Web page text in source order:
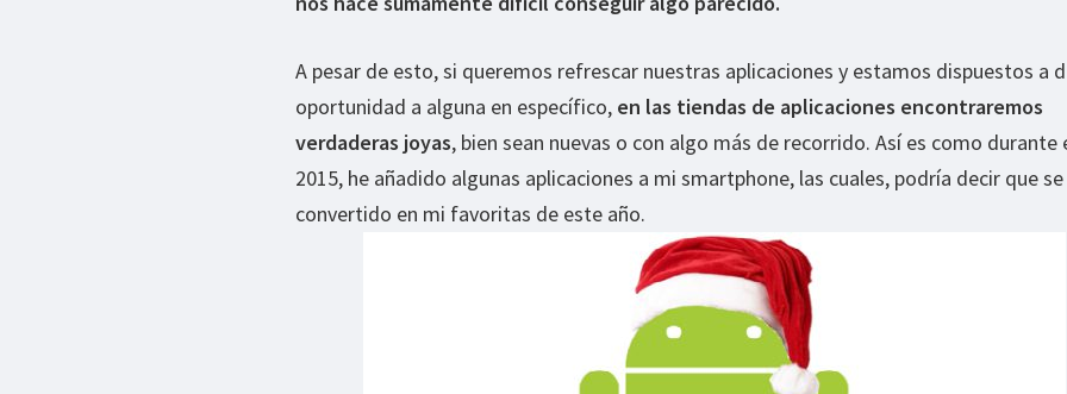
A pesar de esto, si queremos refrescar nuestras aplicaciones y estamos dispuestos a
oportunidad a alguna en específico, en las tiendas de aplicaciones encontraremos
verdaderas joyas, bien sean nuevas o con algo más de recorrido. Así es como durante
2015, he añadido algunas aplicaciones a mi smartphone, las cuales, podría decir que
convertido en mi favoritas de este año.